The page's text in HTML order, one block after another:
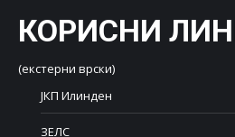
КОРИСНИ
(екстерни врски)
ЈКП Илинден
ЗЕЛС